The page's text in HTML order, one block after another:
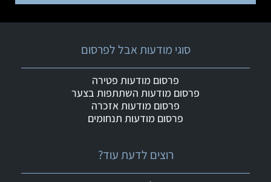
רוצים לדעת עוד?
סוגי מודעות אבל לפרסום
פרסום מודעות פטירה
פרסום מודעות השתתפות בצער
פרסום מודעות אזכרה
פרסום מודעות תנחומים